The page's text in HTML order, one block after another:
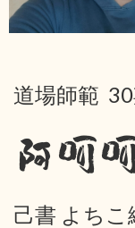
道場師範
阿呵
己書 よちこ